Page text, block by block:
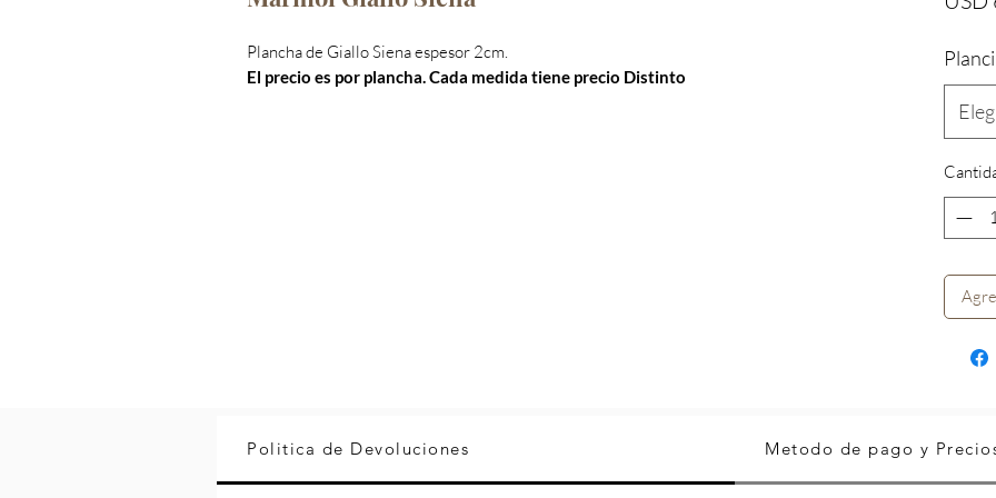
Plancha de Giallo Siena espesor 2cm.
El precio es por plancha. Cada medida tiene precio Distinto
Politica de Devoluciones Metodo de pago y